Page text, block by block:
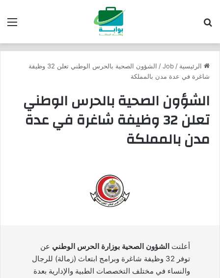
الرئيسية /
Job
/
الشؤون الصحية بالحرس الوطني تعلن 32 وظيفة
شاغرة في عدة مدن بالمملكة
الشؤون الصحية بالحرس الوطني
تعلن 32 وظيفة شاغرة في عدة
مدن بالمملكة
أعلنت الشؤون الصحية بوزارة الحرس الوطني عن
توفر 32 وظيفة شاغرة وبرامج ابتعاث (زمالة) للرجال
والنساء في مختلف التخصصات الطبية والإدارية بعدة